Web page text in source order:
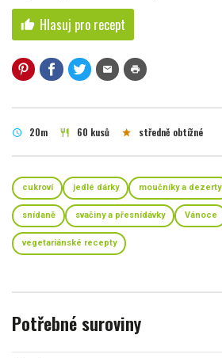
thumb_up Hlasuj pro recept
mail print
schedule 20m restaurant 60 kusů star středně obtížné
cukroví jedlé dárky moučníky a dezerty
snídaně svačiny a přesnídávky Vánoce
vegetariánské recepty
Potřebné suroviny